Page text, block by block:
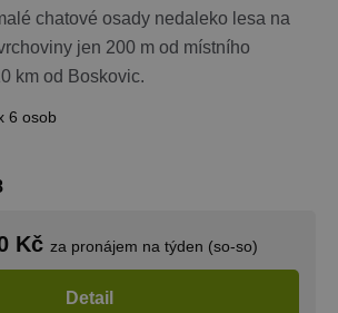
chatové osady nedaleko lesa na
jen 200 m od místního
km od Boskovic.
6 osob
Kč za pronájem na týden (so-so)
Detail